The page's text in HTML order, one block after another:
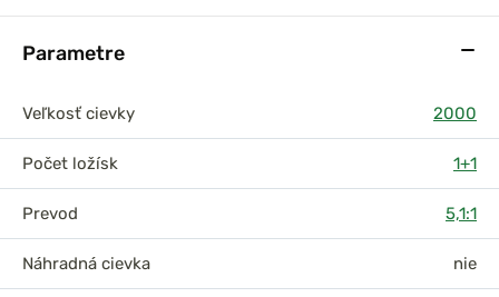
Parametre
Veľkosť cievky 2000
Počet ložísk 1+1
Prevod 5,1:1
Náhradná cievka nie